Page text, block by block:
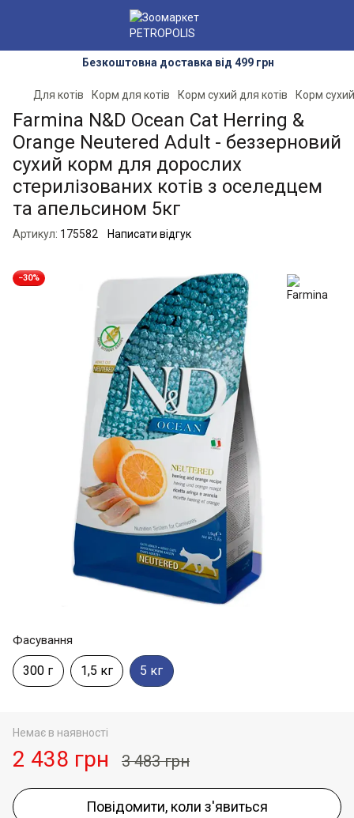
Безкоштовна доставка від 499 грн
Для котів Корм для котів Корм сухий для котів Корм
Farmina N&D Ocean Cat Herring &
Orange Neutered Adult - беззерновий
сухий корм для дорослих
стерилізованих котів з оселедцем
та апельсином 5кг
Артикул: 175582 Написати відгук
−30%
Фасування
300 г 1,5 кг 5 кг
Немає в наявності
2 438 грн 3 483 грн
Повідомити, коли з'явиться